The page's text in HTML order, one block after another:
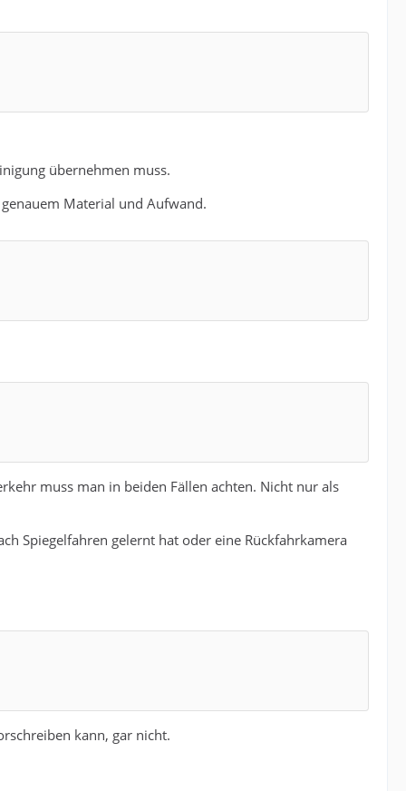
übernehmen muss.
Material und Aufwand.
muss man in beiden Fällen achten. Nicht nur als
Spiegelfahren gelernt hat oder eine Rückfahrkamera
kann, gar nicht.